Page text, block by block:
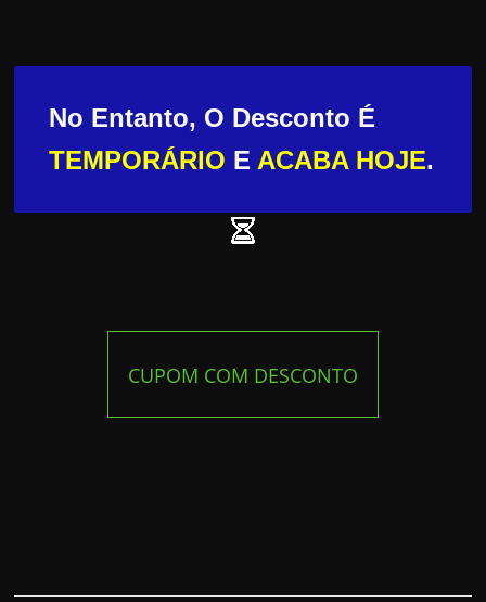
No Entanto, O Desconto É
TEMPORÁRIO E ACABA HOJE.
CUPOM COM DESCONTO